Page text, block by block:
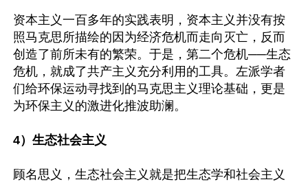
资本主义一百多年的实践表明，资本主义并没有按
照马克思所描绘的因为经济危机而走向灭亡，反而
创造了前所未有的繁荣。于是，第二个危机──生态
危机，就成了共产主义充分利用的工具。左派学者
们给环保运动寻找到的马克思主义理论基础，更是
为环保主义的激进化推波助澜。
4）生态社会主义
顾名思义，生态社会主义就是把生态学和社会主义